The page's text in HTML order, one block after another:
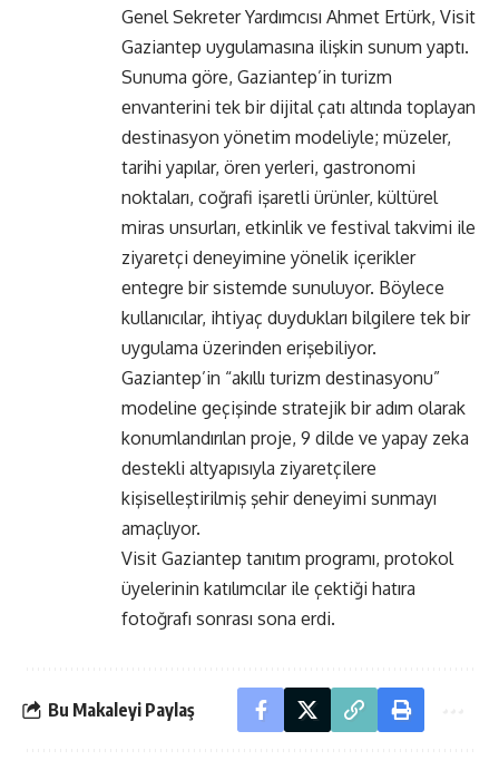
Genel Sekreter Yardımcısı Ahmet Ertürk, Visit
Gaziantep uygulamasına ilişkin sunum yaptı.
Sunuma göre, Gaziantep’in turizm
envanterini tek bir dijital çatı altında toplayan
destinasyon yönetim modeliyle; müzeler,
tarihi yapılar, ören yerleri, gastronomi
noktaları, coğrafi işaretli ürünler, kültürel
miras unsurları, etkinlik ve festival takvimi ile
ziyaretçi deneyimine yönelik içerikler
entegre bir sistemde sunuluyor. Böylece
kullanıcılar, ihtiyaç duydukları bilgilere tek bir
uygulama üzerinden erişebiliyor.
Gaziantep’in “akıllı turizm destinasyonu”
modeline geçişinde stratejik bir adım olarak
konumlandırılan proje, 9 dilde ve yapay zeka
destekli altyapısıyla ziyaretçilere
kişiselleştirilmiş şehir deneyimi sunmayı
amaçlıyor.
Visit Gaziantep tanıtım programı, protokol
üyelerinin katılımcılar ile çektiği hatıra
fotoğrafı sonrası sona erdi.
Bu Makaleyi Paylaş